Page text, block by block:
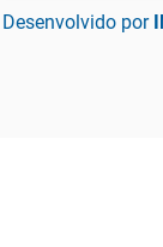
Desenvolvido por